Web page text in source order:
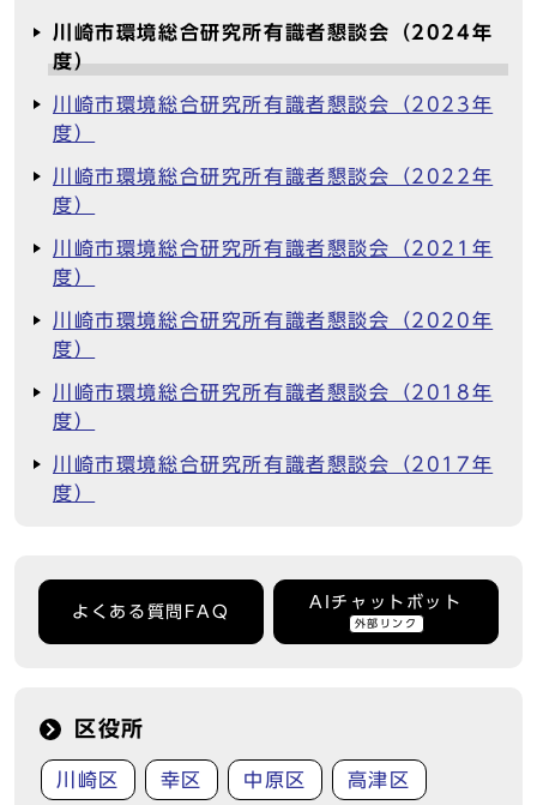
川崎市環境総合研究所有識者懇談会（2024年
度）
川崎市環境総合研究所有識者懇談会（2023年
度）
川崎市環境総合研究所有識者懇談会（2022年
度）
川崎市環境総合研究所有識者懇談会（2021年
度）
川崎市環境総合研究所有識者懇談会（2020年
度）
川崎市環境総合研究所有識者懇談会（2018年
度）
川崎市環境総合研究所有識者懇談会（2017年
度）
よくある質問FAQ
AIチャットボット
外部リンク
区役所
川崎区 幸区 中原区 高津区